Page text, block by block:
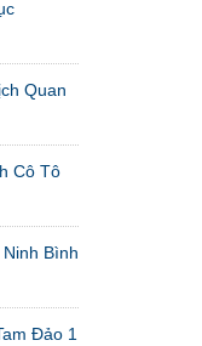
Quan
Cô Tô
Bình
Đảo 1